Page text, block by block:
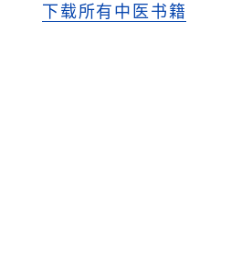
下载所有中医书籍